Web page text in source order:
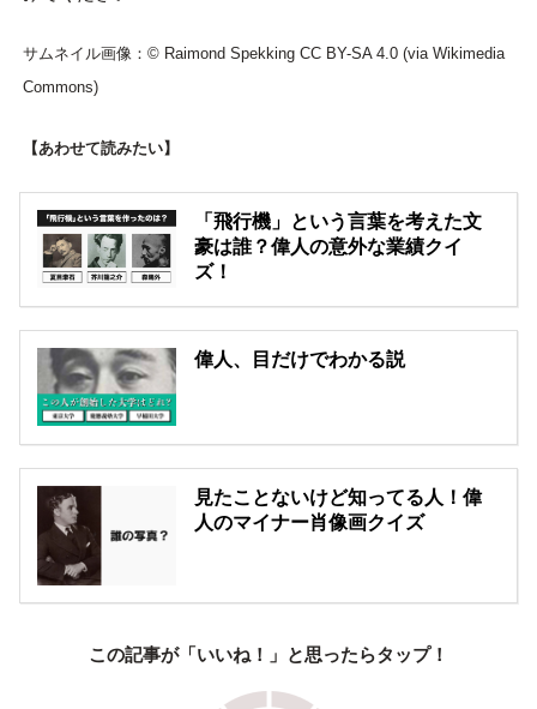
サムネイル画像：© Raimond Spekking CC BY-SA 4.0 (via Wikimedia
Commons)
【あわせて読みたい】
「飛行機」という言葉を考えた文
豪は誰？偉人の意外な業績クイ
ズ！
偉人、目だけでわかる説
見たことないけど知ってる人！偉
人のマイナー肖像画クイズ
この記事が「いいね！」と思ったらタップ！